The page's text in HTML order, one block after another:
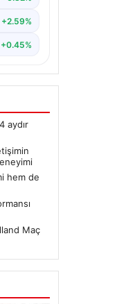
bir
aydır
hem de
Maç